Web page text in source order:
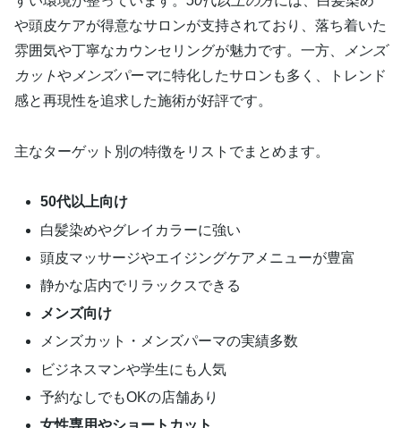
や頭皮ケアが得意なサロンが支持されており、落ち着いた
雰囲気や丁寧なカウンセリングが魅力です。一方、
メンズ
カットや メンズパーマに特化したサロンも多く、トレンド
感と再現性を追求した施術が好評です。
主なターゲット別の特徴をリストでまとめます。
50代以上向け
白髪染めやグレイカラーに強い
頭皮マッサージやエイジングケアメニューが豊富
静かな店内でリラックスできる
メンズ向け
メンズカット・メンズパーマの実績多数
ビジネスマンや学生にも人気
予約なしでもOKの店舗あり
女性専用やショートカット